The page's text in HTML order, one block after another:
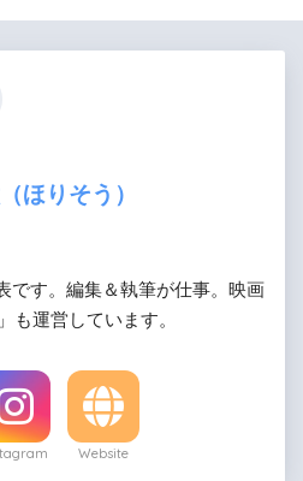
ほりそう）
です。編集＆執筆が仕事。映画
も運営しています。
Website